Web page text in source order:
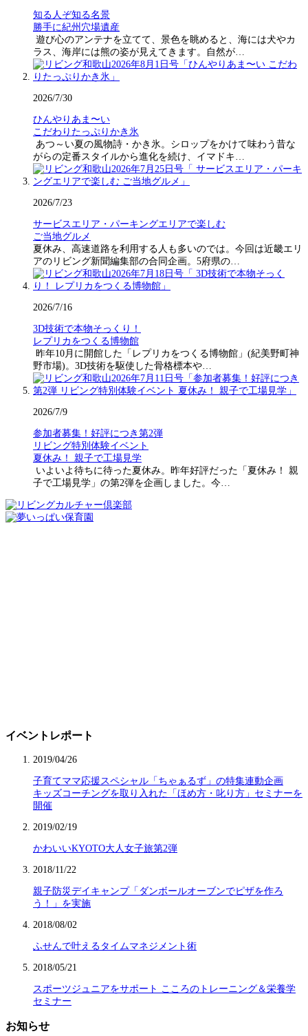
知る人ぞ知る名景
勝手に紀州穴場遺産
遊び心のアンテナを立てて、景色を眺めると、海には犬やカ
ラス、海岸には熊の姿が見えてきます。自然が…
2026/7/30
ひんやりあま〜い
こだわりたっぷりかき氷
あつ～い夏の風物詩・かき氷。シロップをかけて味わう昔な
がらの定番スタイルから進化を続け、イマドキ…
2026/7/23
サービスエリア・パーキングエリアで楽しむ
ご当地グルメ
夏休み、高速道路を利用する人も多いのでは。今回は近畿エリ
アのリビング新聞編集部の合同企画。5府県の…
2026/7/16
3D技術で本物そっくり！
レプリカをつくる博物館
昨年10月に開館した「レプリカをつくる博物館」(紀美野町神
野市場)。3D技術を駆使した骨格標本や…
2026/7/9
参加者募集！好評につき第2弾
リビング特別体験イベント
夏休み！ 親子で工場見学
いよいよ待ちに待った夏休み。昨年好評だった「夏休み！ 親
子で工場見学」の第2弾を企画しました。今…
イベントレポート
2019/04/26
子育てママ応援スペシャル「ちゃぁるず」の特集連動企画
キッズコーチングを取り入れた「ほめ方・叱り方」セミナーを
開催
2019/02/19
かわいいKYOTO大人女子旅第2弾
2018/11/22
親子防災デイキャンプ「ダンボールオーブンでピザを作ろ
う！」を実施
2018/08/02
ふせんで叶えるタイムマネジメント術
2018/05/21
スポーツジュニアをサポート こころのトレーニング＆栄養学
セミナー
お知らせ